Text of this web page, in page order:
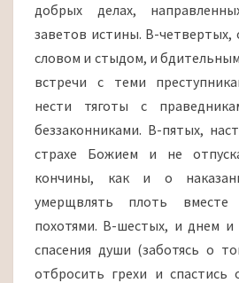
добрых делах,
заветов истины. В-
словом и стыдом, и
встречи с теми
нести тяготы с
беззаконниками. В-пятых,
страхе Божием и не
кончины, как и о
умерщвлять плоть
похотями. В-шестых, и днем
спасения души (заботясь о
отбросить грехи и спастись